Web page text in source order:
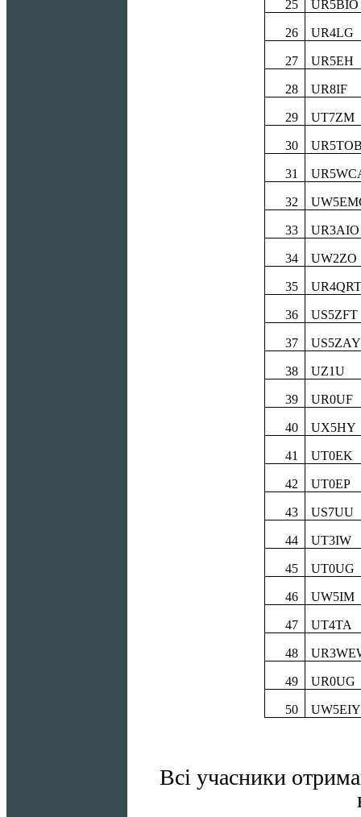
25 UR5BIO
26 UR4LG
27 UR5EH
28 UR8IF
29 UT7ZM
30
31
32
33 UR3AIO
34 UW2ZO
35 UR4QRT
36 US5ZFT
37 US5ZAY
38 UZ1U
39 UR0UF
40 UX5HY
41 UT0EK
42 UT0EP
43 US7UU
44 UT3IW
45 UT0UG
46 UW5IM
47 UT4TA
48
49 UR0UG
50 UW5EIY
Всі учасники